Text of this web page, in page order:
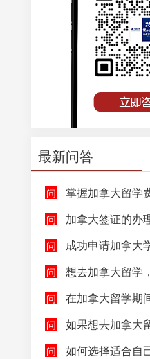
最新问答
掌握加拿大留学
加拿大签证的办理
成功申请加拿大学生签
想去加拿大留学，该如何申请才
在加拿大留学期间可能会出现哪些紧急情
如果想去加拿大留学，需要参加哪些语
如何选择适合自己的加